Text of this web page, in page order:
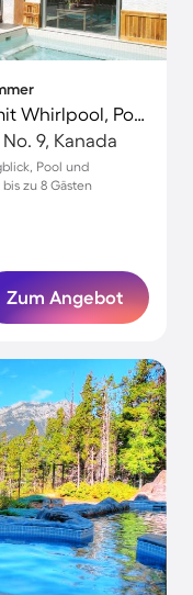
Voll ausgestattete Wohnung mit Whirlpool, Pool und Grill | Bergblick
9, Kanada
Pool und
zu 8 Gästen
Zum Angebot